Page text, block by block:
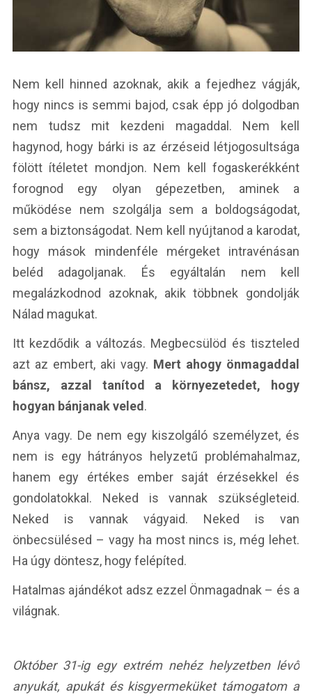
Nem kell hinned azoknak, akik a fejedhez vágják,
hogy nincs is semmi bajod, csak épp jó dolgodban
nem tudsz mit kezdeni magaddal. Nem kell
hagynod, hogy bárki is az érzéseid létjogosultsága
fölött ítéletet mondjon. Nem kell fogaskerékként
forognod egy olyan gépezetben, aminek a
működése nem szolgálja sem a boldogságodat,
sem a biztonságodat. Nem kell nyújtanod a karodat,
hogy mások mindenféle mérgeket intravénásan
beléd adagoljanak. És egyáltalán nem kell
megalázkodnod azoknak, akik többnek gondolják
Nálad magukat.
Itt kezdődik a változás. Megbecsülöd és tiszteled
azt az embert, aki vagy. Mert ahogy önmagaddal
bánsz, azzal tanítod a környezetedet, hogy
hogyan bánjanak veled.
Anya vagy. De nem egy kiszolgáló személyzet, és
nem is egy hátrányos helyzetű problémahalmaz,
hanem egy értékes ember saját érzésekkel és
gondolatokkal. Neked is vannak szükségleteid.
Neked is vannak vágyaid. Neked is van
önbecsülésed – vagy ha most nincs is, még lehet.
Ha úgy döntesz, hogy felépíted.
Hatalmas ajándékot adsz ezzel Önmagadnak – és a
világnak.
Október 31-ig egy extrém nehéz helyzetben lévő
anyukát, apukát és kisgyermeküket támogatom a